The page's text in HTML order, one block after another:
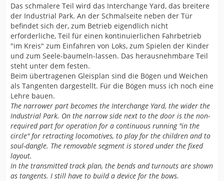
Das schmalere Teil wird das Interchange Yard, das breitere
der Industrial Park. An der Schmalseite neben der Tür
befindet sich der, zum Betrieb eigendlich nicht
erforderliche, Teil für einen kontinuierlichen Fahrbetrieb
"im Kreis" zum Einfahren von Loks, zum Spielen der Kinder
und zum Seele-baumeln-lassen. Das herausnehmbare Teil
steht unter dem festen.
Beim übertragenen Gleisplan sind die Bögen und Weichen
als Tangenten dargestellt. Für die Bögen muss ich noch eine
Lehre bauen.
The narrower part becomes the Interchange Yard, the wider the
Industrial Park. On the narrow side next to the door is the non-
required part for operation for a continuous running "in the
circle" for retracting locomotives, to play for the children and to
soul-dangle. The removable segment is stored under the fixed
layout.
In the transmitted track plan, the bends and turnouts are shown
as tangents. I still have to build a device for the bows.